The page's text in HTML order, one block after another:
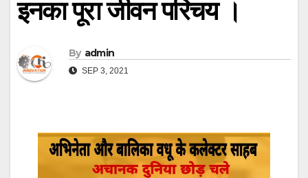
इनका पूरा जीवन परिचय ।
By admin
SEP 3, 2021